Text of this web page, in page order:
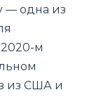
— одна из
м
из США и